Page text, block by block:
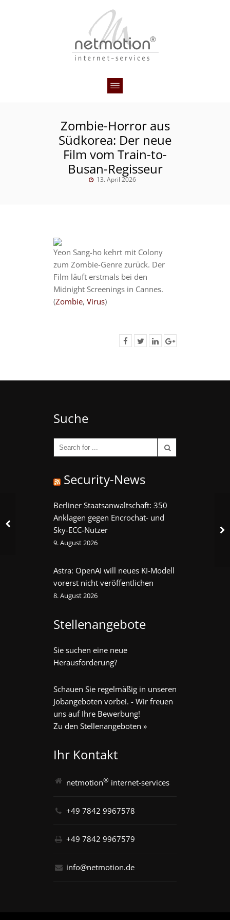
Zombie-Horror aus
Südkorea: Der neue
Film vom Train-to-
Busan-Regisseur
13. April 2026
Yeon Sang-ho kehrt mit Colony
zum Zombie-Genre zurück. Der
Film läuft erstmals bei den
Midnight Screenings in Cannes.
(Zombie, Virus)
Suche
Security-News
Berliner Staatsanwaltschaft: 350
Anklagen gegen Encrochat- und
Sky-ECC-Nutzer
9. August 2026
Astra: OpenAI will neues KI-Modell
vorerst nicht veröffentlichen
8. August 2026
Stellenangebote
Sie suchen eine neue
Herausforderung?
Schauen Sie regelmäßig in unseren
Jobangeboten vorbei. - Wir freuen
uns auf Ihre Bewerbung!
Zu den Stellenangeboten »
Ihr Kontakt
netmotion® internet-services
+49 7842 9967578
+49 7842 9967579
info@netmotion.de